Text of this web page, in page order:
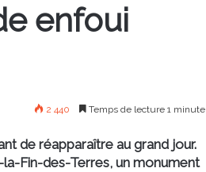
enfoui
2 440 Temps de lecture 1 minute
de réapparaître au grand jour.
Fin-des-Terres, un monument